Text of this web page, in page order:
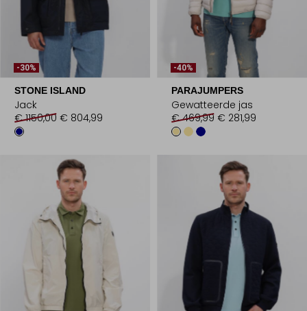
-30%
STONE ISLAND
Jack
€ 1150,00 € 804,99
-40%
PARAJUMPERS
Gewatteerde jas
€ 469,99 € 281,99